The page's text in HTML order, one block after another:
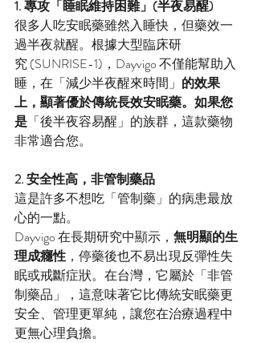
1. 專攻「睡眠維持困難」(半夜易醒)
很多人吃安眠藥雖然入睡快，但藥效一
過半夜就醒。根據大型臨床研
究 (SUNRISE-1)，Dayvigo 不僅能幫助入
睡，在「減少半夜醒來時間」 的效果
上，顯著優於傳統長效安眠藥。如果您
是 「後半夜容易醒」的族群，這款藥物
非常適合您。
2. 安全性高，非管制藥品
這是許多不想吃「管制藥」的病患最放
心的一點。
Dayvigo 在長期研究中顯示， 無明顯的生
理成癮性，停藥後也不易出現反彈性失
眠或戒斷症狀。在台灣，它屬於「非管
制藥品」，這意味著它比傳統安眠藥更
安全、管理更單純，讓您在治療過程中
更無心理負擔。